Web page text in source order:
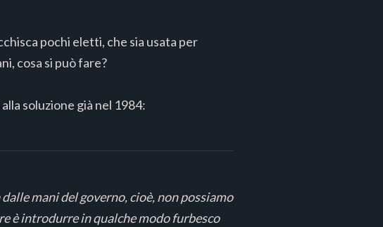
pochi eletti, che sia usata per
cosa si può fare?
soluzione già nel 1984:
mani del governo, cioè, non possiamo
è introdurre in qualche modo furbesco